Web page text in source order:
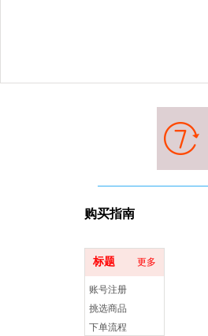
标题 更多
账号注册
挑选商品
下单流程
购买指南